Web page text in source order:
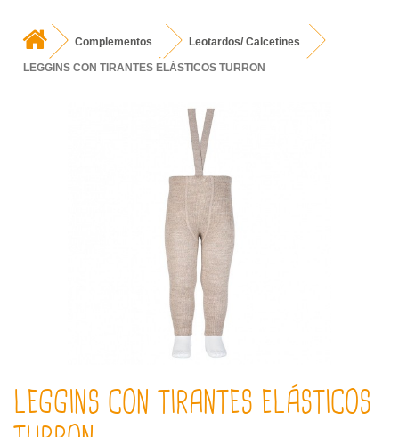
Complementos Leotardos/ Calcetines
LEGGINS CON TIRANTES ELÁSTICOS TURRON
LEGGINS CON TIRANTES ELÁSTICOS